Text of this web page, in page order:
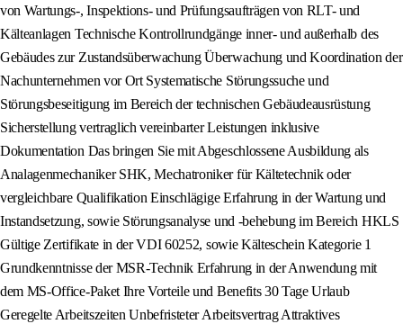
von Wartungs-, Inspektions- und Prüfungsaufträgen von RLT- und
Kälteanlagen Technische Kontrollrundgänge inner- und außerhalb des
Gebäudes zur Zustandsüberwachung Überwachung und Koordination der
Nachunternehmen vor Ort Systematische Störungssuche und
Störungsbeseitigung im Bereich der technischen Gebäudeausrüstung
Sicherstellung vertraglich vereinbarter Leistungen inklusive
Dokumentation Das bringen Sie mit Abgeschlossene Ausbildung als
Analagenmechaniker SHK, Mechatroniker für Kältetechnik oder
vergleichbare Qualifikation Einschlägige Erfahrung in der Wartung und
Instandsetzung, sowie Störungsanalyse und -behebung im Bereich HKLS
Gültige Zertifikate in der VDI 60252, sowie Kälteschein Kategorie 1
Grundkenntnisse der MSR-Technik Erfahrung in der Anwendung mit
dem MS-Office-Paket Ihre Vorteile und Benefits 30 Tage Urlaub
Geregelte Arbeitszeiten Unbefristeter Arbeitsvertrag Attraktives